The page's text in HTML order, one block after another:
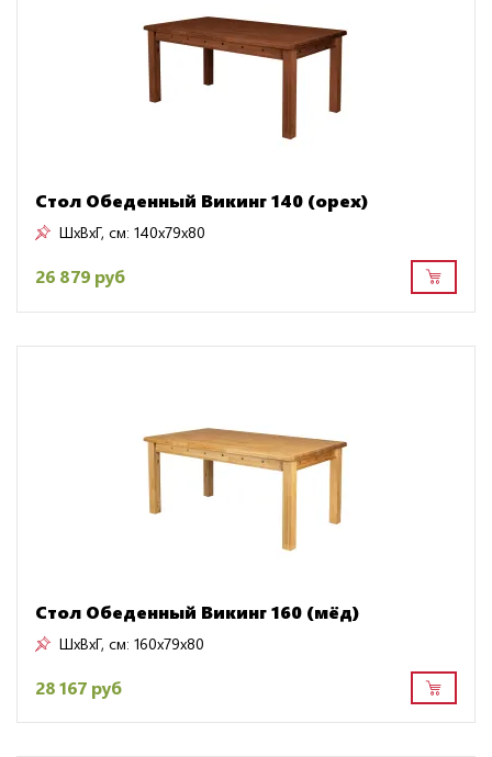
Стол Обеденный Викинг 140 (орех)
ШxВxГ, см: 140x79x80
26 879 руб
Стол Обеденный Викинг 160 (мёд)
ШxВxГ, см: 160x79x80
28 167 руб